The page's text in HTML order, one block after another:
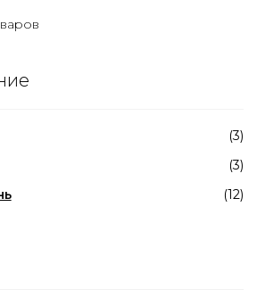
(3)
(3)
(12)